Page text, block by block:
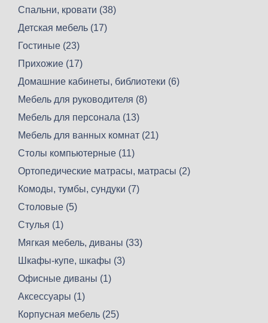
Спальни, кровати (38)
Детская мебель (17)
Гостиные (23)
Прихожие (17)
Домашние кабинеты, библиотеки (6)
Мебель для руководителя (8)
Мебель для персонала (13)
Мебель для ванных комнат (21)
Столы компьютерные (11)
Ортопедические матрасы, матрасы (2)
Комоды, тумбы, сундуки (7)
Столовые (5)
Стулья (1)
Мягкая мебель, диваны (33)
Шкафы-купе, шкафы (3)
Офисные диваны (1)
Аксессуары (1)
Корпусная мебель (25)